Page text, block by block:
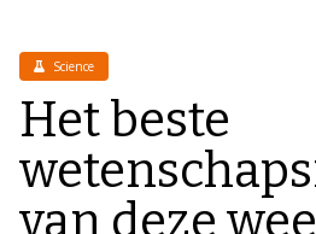
Science
Het beste
van deze